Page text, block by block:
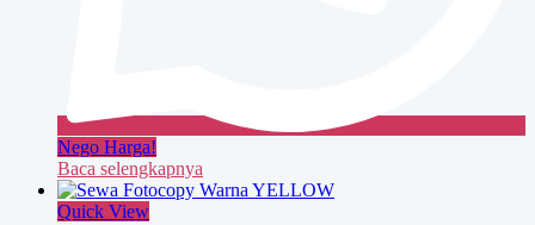
Nego Harga!
Baca selengkapnya
Quick View